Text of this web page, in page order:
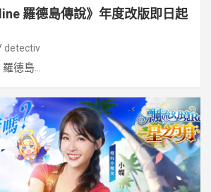
羅德島傳說》年度改版即日起
detectiv
羅德島...